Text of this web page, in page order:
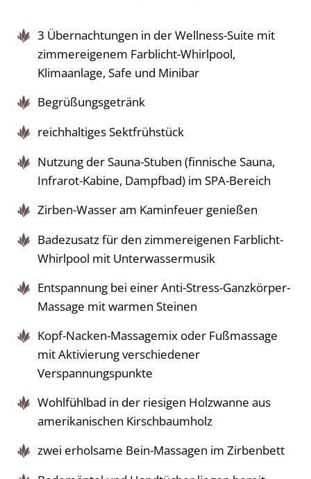
3 Übernachtungen in der Wellness-Suite mit
zimmereigenem Farblicht-Whirlpool,
Klimaanlage, Safe und Minibar
Begrüßungsgetränk
reichhaltiges Sektfrühstück
Nutzung der Sauna-Stuben (finnische Sauna,
Infrarot-Kabine, Dampfbad) im SPA-Bereich
Zirben-Wasser am Kaminfeuer genießen
Badezusatz für den zimmereigenen Farblicht-
Whirlpool mit Unterwassermusik
Entspannung bei einer Anti-Stress-Ganzkörper-
Massage mit warmen Steinen
Kopf-Nacken-Massagemix oder Fußmassage
mit Aktivierung verschiedener
Verspannungspunkte
Wohlfühlbad in der riesigen Holzwanne aus
amerikanischen Kirschbaumholz
zwei erholsame Bein-Massagen im Zirbenbett